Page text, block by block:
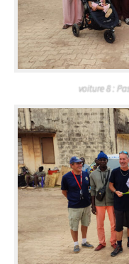
voiture 8 :